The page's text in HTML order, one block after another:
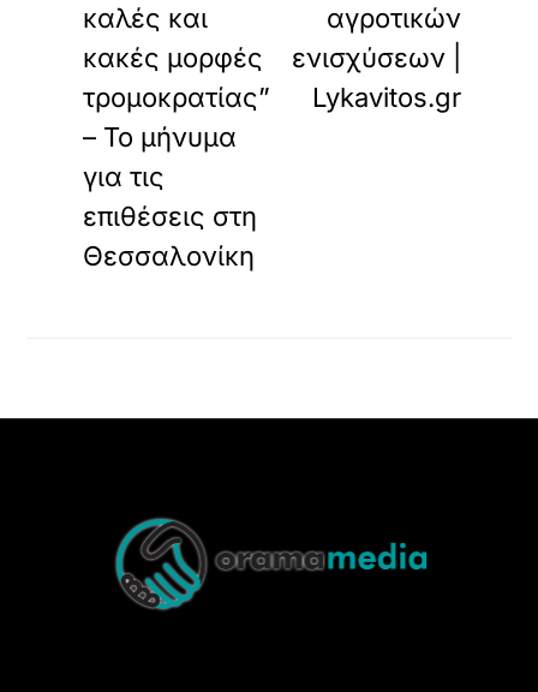
καλές και
κακές μορφές
τρομοκρατίας”
– Το μήνυμα
για τις
επιθέσεις στη
Θεσσαλονίκη
αγροτικών
ενισχύσεων |
Lykavitos.gr
Top